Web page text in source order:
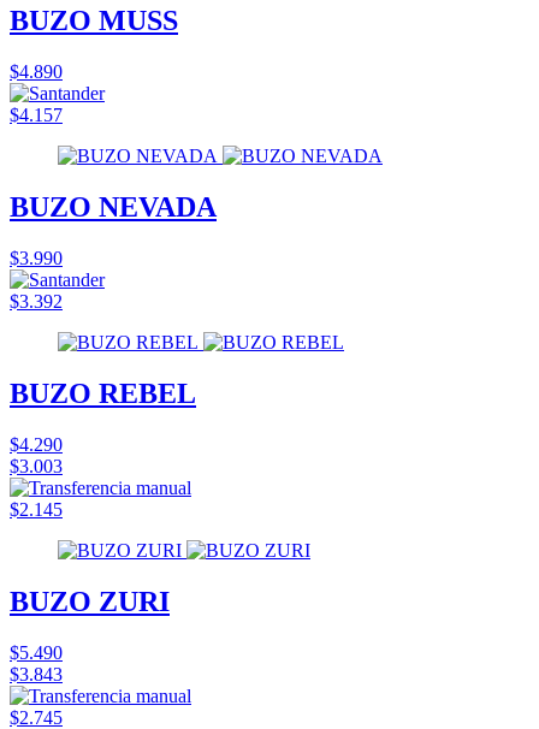
BUZO MUSS
$4.890
$4.157
BUZO NEVADA
$3.990
$3.392
BUZO REBEL
$4.290
$3.003
$2.145
BUZO ZURI
$5.490
$3.843
$2.745